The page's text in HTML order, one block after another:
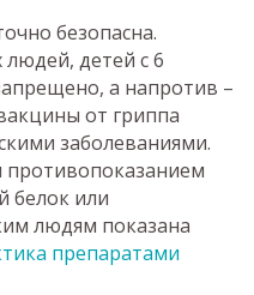
безопасна.
детей с 6
а напротив –
от гриппа
заболеваниями.
белок или
людям показана
препаратами